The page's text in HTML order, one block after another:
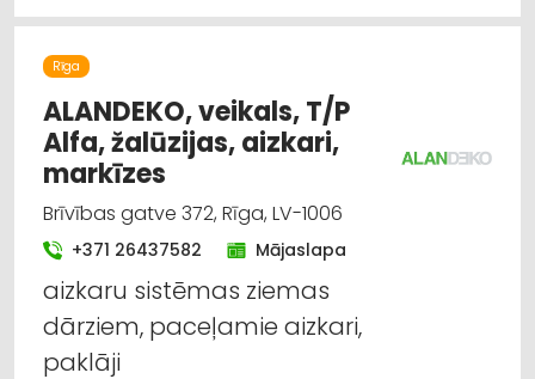
Rīga
ALANDEKO, veikals, T/P
Alfa, žalūzijas, aizkari,
markīzes
Brīvības gatve 372, Rīga, LV-1006
+371 26437582 Mājaslapa
aizkaru sistēmas ziemas
dārziem, paceļamie aizkari,
paklāji